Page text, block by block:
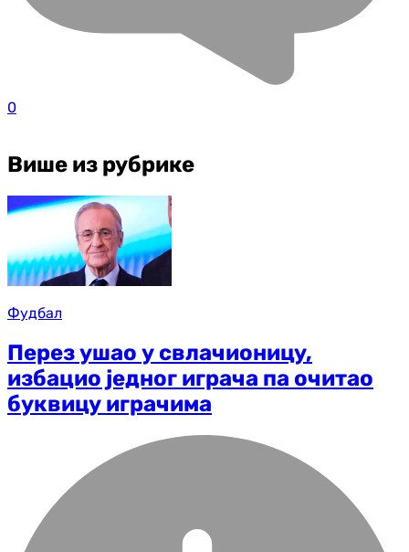
0
Више из рубрике
Фудбал
Перез ушао у свлачионицу,
избацио једног играча па очитао
буквицу играчима